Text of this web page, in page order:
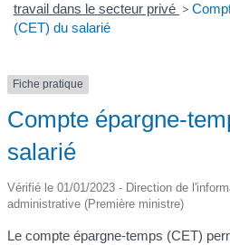
travail dans le secteur privé >
(CET) du salarié
Fiche pratique
Compte épargne-
salarié
Vérifié le 01/01/2023 - Direction de
administrative (Première ministre)
Le compte épargne-temps (CET)